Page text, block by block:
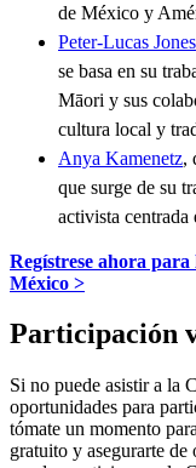
de México y
Peter-Lucas Jones
se basa en su
Māori y sus
cultura local y
Anya Kamenetz,
que surge de su
activista
Regístrese ahora
México >
Participación
Si no puede asistir a la
oportunidades para
tómate un momento
gratuito y asegurarte